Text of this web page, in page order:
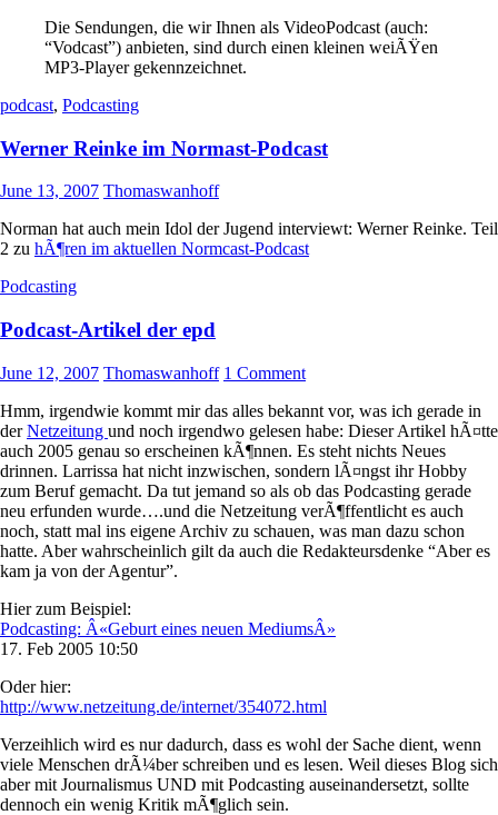
Die Sendungen, die wir Ihnen als VideoPodcast (auch:
“Vodcast”) anbieten, sind durch einen kleinen weiÃŸen
MP3-Player gekennzeichnet.
podcast, Podcasting
Werner Reinke im Normast-Podcast
June 13, 2007 Thomaswanhoff
Norman hat auch mein Idol der Jugend interviewt: Werner Reinke. Teil
2 zu hÃ¶ren im aktuellen Normcast-Podcast
Podcasting
Podcast-Artikel der epd
June 12, 2007 Thomaswanhoff 1 Comment
Hmm, irgendwie kommt mir das alles bekannt vor, was ich gerade in
derNetzeitung und noch irgendwo gelesen habe: Dieser Artikel hÃ¤tte
auch 2005 genau so erscheinen kÃ¶nnen. Es steht nichts Neues
drinnen. Larrissa hat nicht inzwischen, sondern lÃ¤ngst ihr Hobby
zum Beruf gemacht. Da tut jemand so als ob das Podcasting gerade
neu erfunden wurde….und die Netzeitung verÃ¶ffentlicht es auch
noch, statt mal ins eigene Archiv zu schauen, was man dazu schon
hatte. Aber wahrscheinlich gilt da auch die Redakteursdenke “Aber es
kam ja von der Agentur”.
Hier zum Beispiel:
Podcasting: Â«Geburt eines neuen MediumsÂ»
17. Feb 2005 10:50
Oder hier:
http://www.netzeitung.de/internet/354072.html
Verzeihlich wird es nur dadurch, dass es wohl der Sache dient, wenn
viele Menschen drÃ¼ber schreiben und es lesen. Weil dieses Blog sich
aber mit Journalismus UND mit Podcasting auseinandersetzt, sollte
dennoch ein wenig Kritik mÃ¶glich sein.